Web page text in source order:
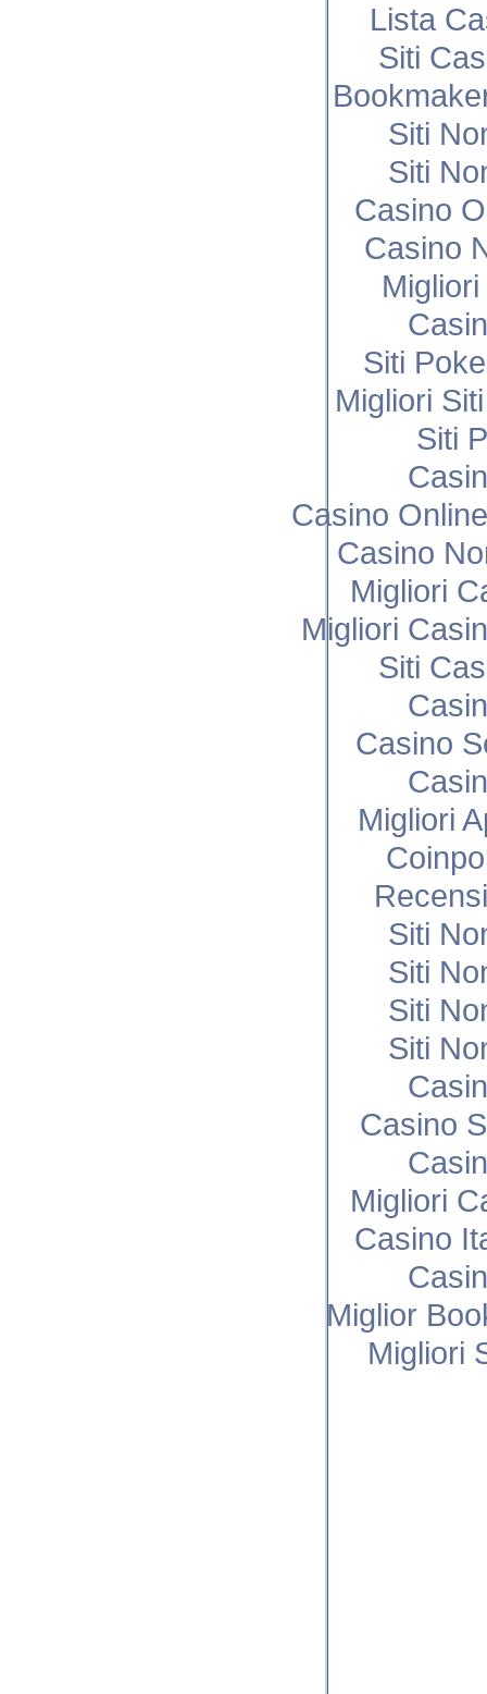
Lista
Siti
Siti
Siti
Casino
Casino
Siti
Migliori
Siti
Casino
Casino
Migliori
Migliori
Siti
Casino
Migliori
Siti
Siti
Siti
Siti
Casino
Migliori
Casino
Miglior
Migliori